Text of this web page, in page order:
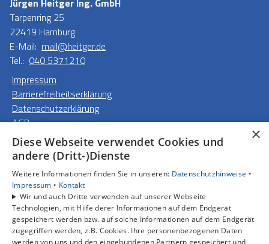
Jürgen Heitger Ing. GmbH
Tarpenring 25
22419 Hamburg
E-Mail: mail@heitger.de
Tel.: 040 5371210
Impressum
Barrierefreiheitserklärung
Datenschutzerklärung
AGB
Unsere Bereiche
Privatkunden
Gewerbekunden
Karriere
Unternehmen
Kontakt
×
Diese Webseite verwendet Cookies und
andere (Dritt-)Dienste
Weitere Informationen finden Sie in unseren: Datenschutzhinweise •
Impressum • Kontakt
Wir und auch Dritte verwenden auf unserer Webseite
Technologien, mit Hilfe derer Informationen auf dem Endgerät
gespeichert werden bzw. auf solche Informationen auf dem Endgerät
zugegriffen werden, z.B. Cookies. Ihre personenbezogenen Daten
werden von uns und den eingebundenen Partnern gespeichert und